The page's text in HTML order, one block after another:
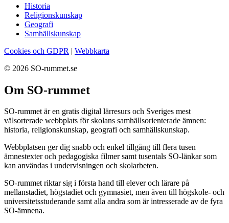
Historia
Religionskunskap
Geografi
Samhällskunskap
Cookies och GDPR | Webbkarta
© 2026 SO-rummet.se
Om SO-rummet
SO-rummet är en gratis digital lärresurs och Sveriges mest
välsorterade webbplats för skolans samhällsorienterade ämnen:
historia, religionskunskap, geografi och samhällskunskap.
Webbplatsen ger dig snabb och enkel tillgång till flera tusen
ämnestexter och pedagogiska filmer samt tusentals SO-länkar som
kan användas i undervisningen och skolarbeten.
SO-rummet riktar sig i första hand till elever och lärare på
mellanstadiet, högstadiet och gymnasiet, men även till högskole- och
universitetsstuderande samt alla andra som är intresserade av de fyra
SO-ämnena.